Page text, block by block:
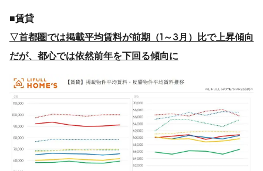
■賃貸
▽首都圏では掲載平均賃料が前期（1～3月）比で上昇傾向
だが、都心では依然前年を下回る傾向に